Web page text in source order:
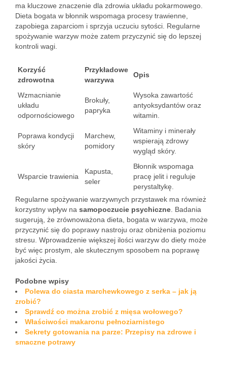
ma kluczowe znaczenie dla zdrowia układu pokarmowego.
Dieta bogata w błonnik wspomaga procesy trawienne,
zapobiega zaparciom i sprzyja uczuciu sytości. Regularne
spożywanie warzyw może zatem przyczynić się do lepszej
kontroli wagi.
Korzyść
zdrowotna
Przykładowe
warzywa
Opis
Wzmacnianie
układu
odpornościowego
Brokuły,
papryka
Wysoka zawartość
antyoksydantów oraz
witamin.
Poprawa kondycji
skóry
Marchew,
pomidory
Witaminy i minerały
wspierają zdrowy
wygląd skóry.
Wsparcie trawienia
Kapusta,
seler
Błonnik wspomaga
pracę jelit i reguluje
perystaltykę.
Regularne spożywanie warzywnych przystawek ma również
korzystny wpływ na samopoczucie psychiczne . Badania
sugerują, że zrównoważona dieta, bogata w warzywa, może
przyczynić się do poprawy nastroju oraz obniżenia poziomu
stresu. Wprowadzenie większej ilości warzyw do diety może
być więc prostym, ale skutecznym sposobem na poprawę
jakości życia.
Podobne wpisy
Polewa do ciasta marchewkowego z serka – jak ją
zrobić?
Sprawdź co można zrobić z mięsa wołowego?
Właściwości makaronu pełnoziarnistego
Sekrety gotowania na parze: Przepisy na zdrowe i
smaczne potrawy